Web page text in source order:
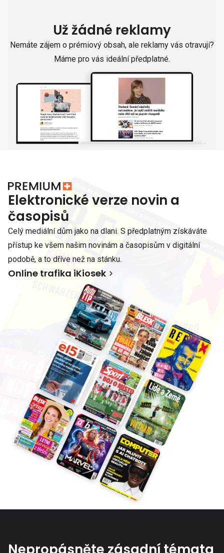
Už žádné reklamy
Nemáte zájem o prémiový obsah, ale reklamy vás otravují?
Máme pro vás ideální předplatné.
Elektronické verze novin a
časopisů
Celý mediální dům jako na dlani. S předplatným získáváte
přístup ke všem našim novinám a časopisům v digitální
podobě, a to dříve než na stánku.
Online trafika iKiosek